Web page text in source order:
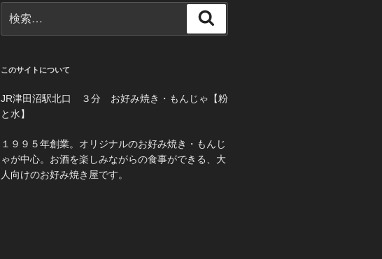
索:
索
このサイトについて
JR津田沼駅北口 ３分 お好み焼き・もんじゃ【粉
と水】
１９９５年創業。オリジナルのお好み焼き・もんじ
ゃが中心。お酒を楽しみながらの食事ができる、大
人向けのお好み焼き屋です。